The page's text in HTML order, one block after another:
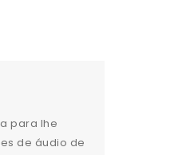
para lhe
de áudio de